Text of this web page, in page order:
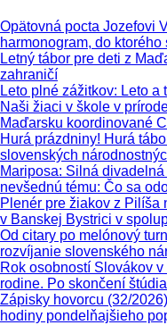
Opätovná pocta Jozefovi
harmonogram, do
Letný tábor pre deti z
zahraničí
Leto plné zážitkov: Leto a
Naši žiaci v škole v
Maďarsku koordinované
Hurá prázdniny! Hurá
slovenských
Mariposa: Silná
nevšednú tému: Čo sa
Plenér pre žiakov z Pilíša
v Banskej Bystrici v
Od citary po melónový
rozvíjanie slovenského
Rok osobností Slovákov
rodine. Po skončení
Zápisky hovorcu (32/2026)
hodiny pondelňajšieho